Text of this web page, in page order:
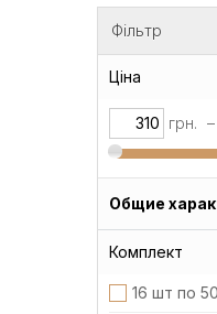
Фільтр
Ціна
грн. –
Общие
Комплект
16 шт по